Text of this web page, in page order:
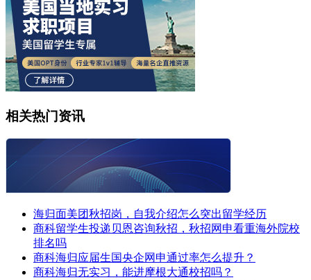
相关热门资讯
海归面美团秋招岗，自我介绍怎么突出留学经历
商科留学生投递贝恩咨询秋招，秋招网申看重海外院校
排名吗
商科海归应届生国央企网申通过率怎么提升？
商科海归无实习，能进摩根大通校招吗？